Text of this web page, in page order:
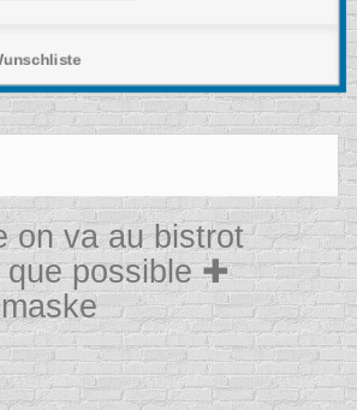
on va au bistrot
que possible ✚